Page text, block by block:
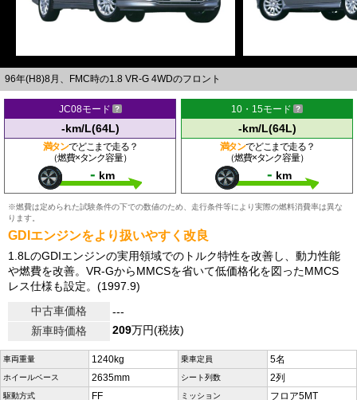
96年(H8)8月、FMC時の1.8 VR-G 4WDのフロント
JC08モード
-km/L(64L)
満タンでどこまで走る？
（燃費×タンク容量）
- km
10・15モード
-km/L(64L)
満タンでどこまで走る？
（燃費×タンク容量）
- km
※燃費は定められた試験条件の下での数値のため、走行条件等により実際の燃料消費率は異な
ります。
GDIエンジンをより扱いやすく改良
1.8LのGDIエンジンの実用領域でのトルク特性を改善し、動力性能
や燃費を改善。VR-GからMMCSを省いて低価格化を図ったMMCS
レス仕様も設定。(1997.9)
中古車価格
---
新車時価格
209万円(税抜)
車両重量 1240kg 乗車定員 5名
ホイールベース 2635mm シート列数 2列
駆動方式 FF ミッション フロア5MT